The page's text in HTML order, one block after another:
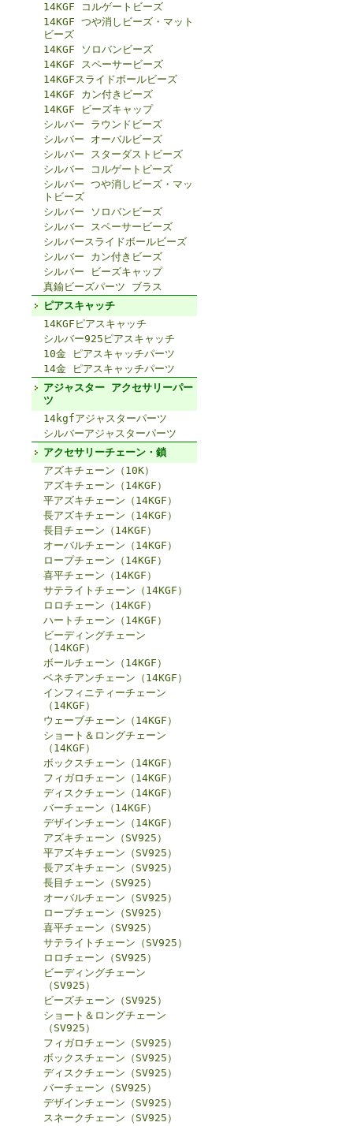
14KGF コルゲートビーズ
14KGF つや消しビーズ・マット
ビーズ
14KGF ソロバンビーズ
14KGF スペーサービーズ
14KGFスライドボールビーズ
14KGF カン付きビーズ
14KGF ビーズキャップ
シルバー ラウンドビーズ
シルバー オーバルビーズ
シルバー スターダストビーズ
シルバー コルゲートビーズ
シルバー つや消しビーズ・マッ
トビーズ
シルバー ソロバンビーズ
シルバー スペーサービーズ
シルバースライドボールビーズ
シルバー カン付きビーズ
シルバー ビーズキャップ
真鍮ビーズパーツ ブラス
ピアスキャッチ
14KGFピアスキャッチ
シルバー925ピアスキャッチ
10金 ピアスキャッチパーツ
14金 ピアスキャッチパーツ
アジャスター アクセサリーパー
ツ
14kgfアジャスターパーツ
シルバーアジャスターパーツ
アクセサリーチェーン・鎖
アズキチェーン（10K）
アズキチェーン（14KGF）
平アズキチェーン（14KGF）
長アズキチェーン（14KGF）
長目チェーン（14KGF）
オーバルチェーン（14KGF）
ロープチェーン（14KGF）
喜平チェーン（14KGF）
サテライトチェーン（14KGF）
ロロチェーン（14KGF）
ハートチェーン（14KGF）
ビーディングチェーン
（14KGF）
ボールチェーン（14KGF）
ベネチアンチェーン（14KGF）
インフィニティーチェーン
（14KGF）
ウェーブチェーン（14KGF）
ショート＆ロングチェーン
（14KGF）
ボックスチェーン（14KGF）
フィガロチェーン（14KGF）
ディスクチェーン（14KGF）
バーチェーン（14KGF）
デザインチェーン（14KGF）
アズキチェーン（SV925）
平アズキチェーン（SV925）
長アズキチェーン（SV925）
長目チェーン（SV925）
オーバルチェーン（SV925）
ロープチェーン（SV925）
喜平チェーン（SV925）
サテライトチェーン（SV925）
ロロチェーン（SV925）
ビーディングチェーン
（SV925）
ビーズチェーン（SV925）
ショート＆ロングチェーン
（SV925）
フィガロチェーン（SV925）
ボックスチェーン（SV925）
ディスクチェーン（SV925）
バーチェーン（SV925）
デザインチェーン（SV925）
スネークチェーン（SV925）